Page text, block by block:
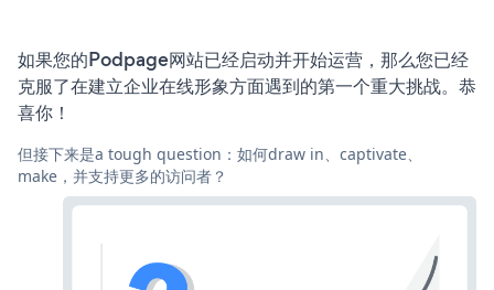
如果您的Podpage网站已经启动并开始运营，那么您已经
克服了在建立企业在线形象方面遇到的第一个重大挑战。恭
喜你！
但接下来是a tough question：如何draw in、captivate、
make，并支持更多的访问者？